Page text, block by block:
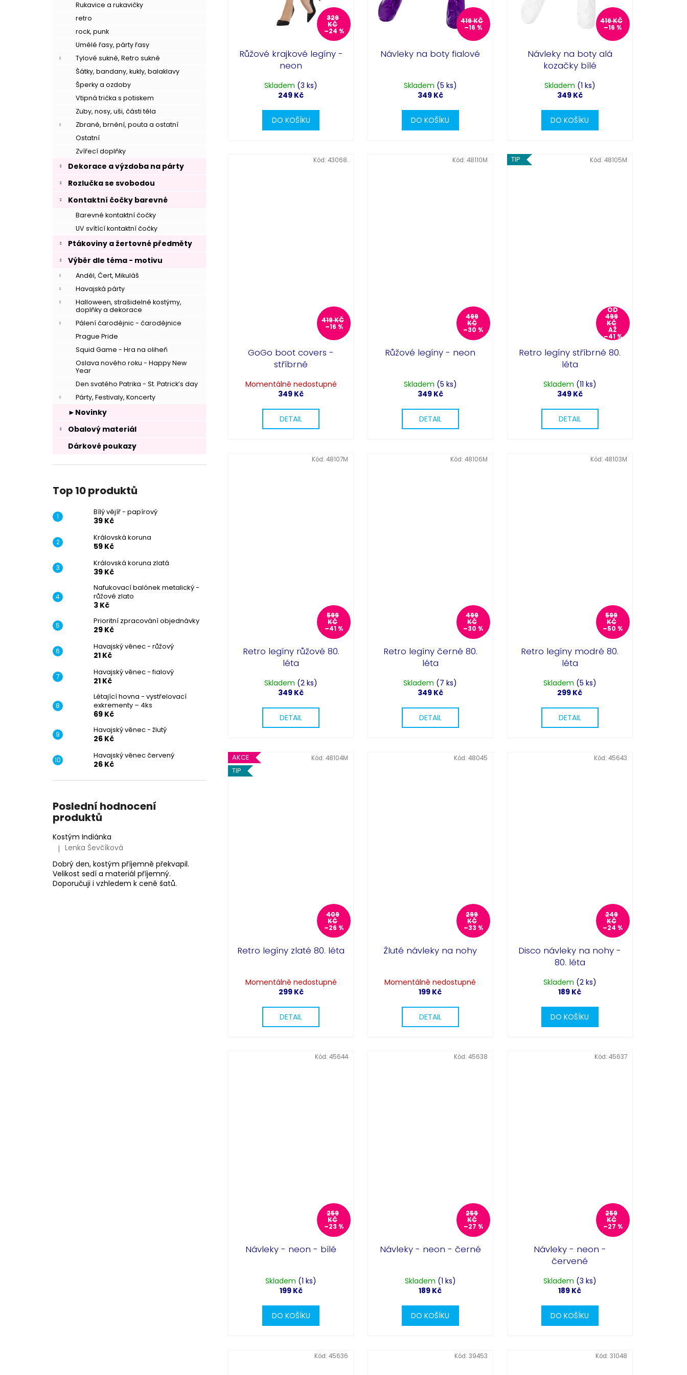
Rukavice a rukavičky
retro
rock, punk
Umělé řasy, párty řasy
Tylové sukně, Retro sukně
Šátky, bandany, kukly, balaklavy
Šperky a ozdoby
Vtipná trička s potiskem
Zuby, nosy, uši, části těla
Zbraně, brnění, pouta a ostatní
Ostatní
Zvířecí doplňky
Dekorace a výzdoba na párty
Rozlučka se svobodou
Kontaktní čočky barevné
Barevné kontaktní čočky
UV svítící kontaktní čočky
Ptákoviny a žertovné předměty
Výběr dle téma - motivu
Anděl, Čert, Mikuláš
Havajská párty
Halloween, strašidelné kostýmy,
doplňky a dekorace
Pálení čarodějnic - čarodějnice
Prague Pride
Squid Game - Hra na oliheň
Oslava nového roku - Happy New
Year
Den svatého Patrika - St. Patrick’s day
Párty, Festivaly, Koncerty
►Novinky
Obalový materiál
Dárkové poukazy
Top 10 produktů
Bílý vějíř - papírový
39 Kč
Královská koruna
59 Kč
Královská koruna zlatá
39 Kč
Nafukovací balónek metalický -
růžové zlato
3 Kč
Prioritní zpracování objednávky
29 Kč
Havajský věnec - růžový
21 Kč
Havajský věnec - fialový
21 Kč
Létající hovna - vystřelovací
exkrementy – 4ks
69 Kč
Havajský věnec - žlutý
26 Kč
Havajský věnec červený
26 Kč
Poslední hodnocení
produktů
Kostým Indiánka
Hodnocení produktu je 5 z 5 hvězdiček.
| Lenka Ševčíková
Dobrý den, kostým příjemně překvapil.
Velikost sedí a materiál příjemný.
Doporučuji i vzhledem k ceně šatů.
329
KČ
–24 %
Růžové krajkové legíny -
neon
Skladem (3 ks)
249 Kč
DO KOŠÍKU
419 KČ
–16 %
Návleky na boty fialové
Skladem (5 ks)
349 Kč
DO KOŠÍKU
419 KČ
–16 %
Návleky na boty alá
kozačky bílé
Skladem (1 ks)
349 Kč
DO KOŠÍKU
419 KČ
–16 %
GoGo boot covers -
stříbrné
Momentálně nedostupné
349 Kč
DETAIL
Kód:43068.
499
KČ
–30 %
Růžové legíny - neon
Skladem (5 ks)
349 Kč
DETAIL
Kód: 48110M TIP
OD
499
KČ
AŽ
–41 %
Retro legíny stříbrné 80.
léta
Skladem (11 ks)
349 Kč
DETAIL
Kód: 48105M
599
KČ
–41 %
Retro legíny růžové 80.
léta
Skladem (2 ks)
349 Kč
DETAIL
Kód:48107M
499
KČ
–30 %
Retro legíny černé 80.
léta
Skladem (7 ks)
349 Kč
DETAIL
Kód: 48106M
599
KČ
–50 %
Retro legíny modré 80.
léta
Skladem (5 ks)
299 Kč
DETAIL
Kód: 48103M
AKCE
TIP
409
KČ
–26 %
Retro legíny zlaté 80. léta
Momentálně nedostupné
299 Kč
DETAIL
Kód:48104M
299
KČ
–33 %
Žluté návleky na nohy
Momentálně nedostupné
199 Kč
DETAIL
Kód: 48045
249
KČ
–24 %
Disco návleky na nohy -
80. léta
Skladem (2 ks)
189 Kč
DO KOŠÍKU
Kód: 45643
259
KČ
–23 %
Návleky - neon - bílé
Skladem (1 ks)
199 Kč
DO KOŠÍKU
Kód:45644
259
KČ
–27 %
Návleky - neon - černé
Skladem (1 ks)
189 Kč
DO KOŠÍKU
Kód: 45638
259
KČ
–27 %
Návleky - neon -
červené
Skladem (3 ks)
189 Kč
DO KOŠÍKU
Kód: 45637
Kód:45636 Kód: 39453 Kód: 31048